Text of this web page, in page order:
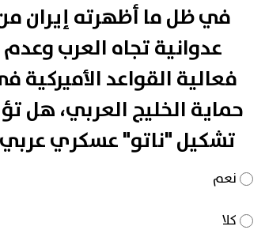
في ظل ما أظهرته إيران
عدوانية تجاه العرب وعدم
فعالية القواعد الأميركية
حماية الخليج العربي، هل
تشكيل "ناتو" عسكري
نعم
كلا